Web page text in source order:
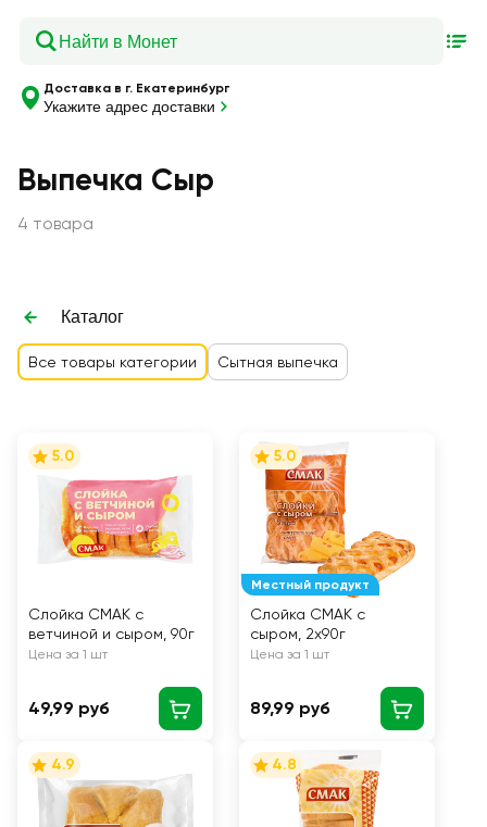
Доставка в г. Екатеринбург
Укажите адрес доставки
Выпечка Сыр
4 товара
Каталог
Все товары категории Сытная выпечка
5.0
Слойка СМАК с
ветчиной и сыром, 90г
Цена за 1 шт
49,99 руб
Местный продукт
5.0
Слойка СМАК с
сыром, 2х90г
Цена за 1 шт
89,99 руб
4.9 4.8